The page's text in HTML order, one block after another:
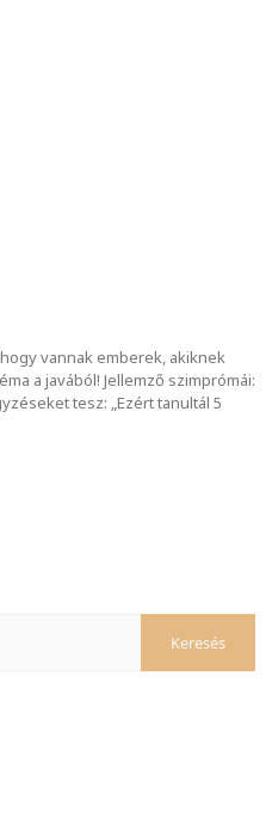
vannak emberek, akiknek
a javából! Jellemző szimprómái:
tesz: „Ezért tanultál 5